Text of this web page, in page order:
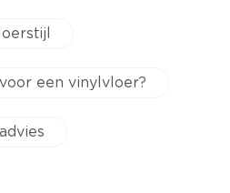
een vinylvloer?